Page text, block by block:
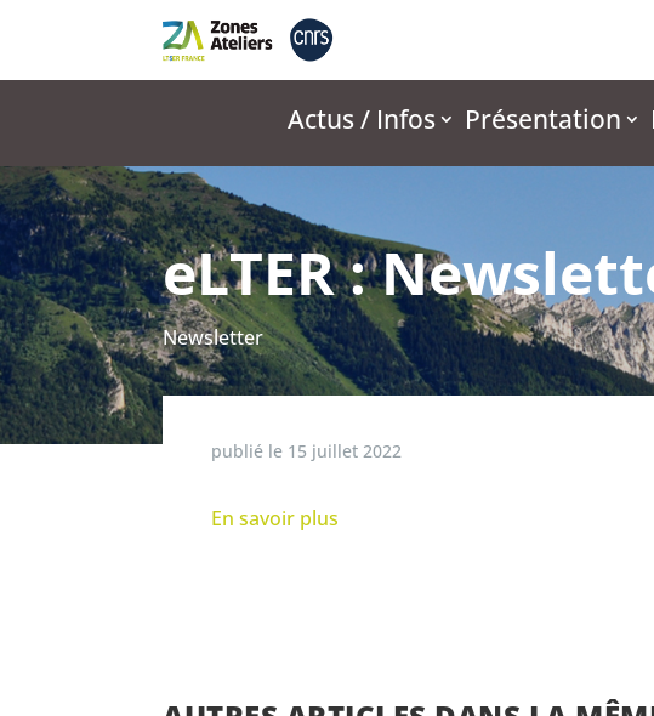
Actus / Infos Présentation
eLTER :
Newsletter
publié le 15 juillet 2022
En savoir plus